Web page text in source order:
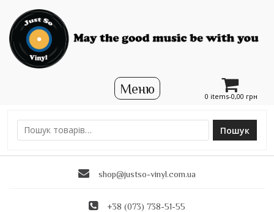
0 items-0,00 грн
Ш
Пошук
shop@justso-vinyl.com.ua
+38 (073) 738-51-55